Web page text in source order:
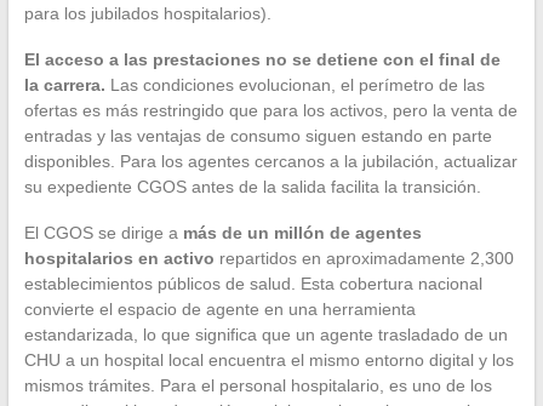
para los jubilados hospitalarios).
El acceso a las prestaciones no se detiene con el final de
la carrera. Las condiciones evolucionan, el perímetro de las
ofertas es más restringido que para los activos, pero la venta de
entradas y las ventajas de consumo siguen estando en parte
disponibles. Para los agentes cercanos a la jubilación, actualizar
su expediente CGOS antes de la salida facilita la transición.
El CGOS se dirige a más de un millón de agentes
hospitalarios en activo repartidos en aproximadamente 2,300
establecimientos públicos de salud. Esta cobertura nacional
convierte el espacio de agente en una herramienta
estandarizada, lo que significa que un agente trasladado de un
CHU a un hospital local encuentra el mismo entorno digital y los
mismos trámites. Para el personal hospitalario, es uno de los